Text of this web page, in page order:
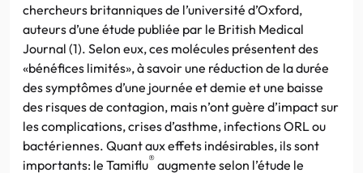
chercheurs britanniques de l’université d’Oxford,
auteurs d’une étude publiée par le British Medical
Journal (1). Selon eux, ces molécules présentent des
«bénéfices limités», à savoir une réduction de la durée
des symptômes d’une journée et demie et une baisse
des risques de contagion, mais n’ont guère d’impact sur
les complications, crises d’asthme, infections ORL ou
bactériennes. Quant aux effets indésirables, ils sont
importants: le Tamiflu®augmente selon l’étude le